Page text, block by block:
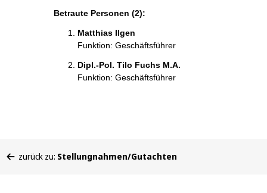
Betraute Personen (2):
Matthias Ilgen
Funktion: Geschäftsführer
Dipl.-Pol. Tilo Fuchs M.A.
Funktion: Geschäftsführer
befinden
zurück zu: Stellungnahmen/Gutachten